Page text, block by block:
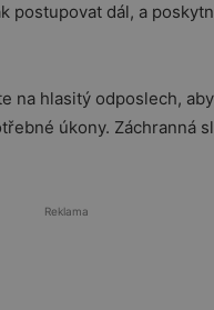
postupovat dál, a
na hlasitý odposlech,
úkony. Záchranná
Reklama